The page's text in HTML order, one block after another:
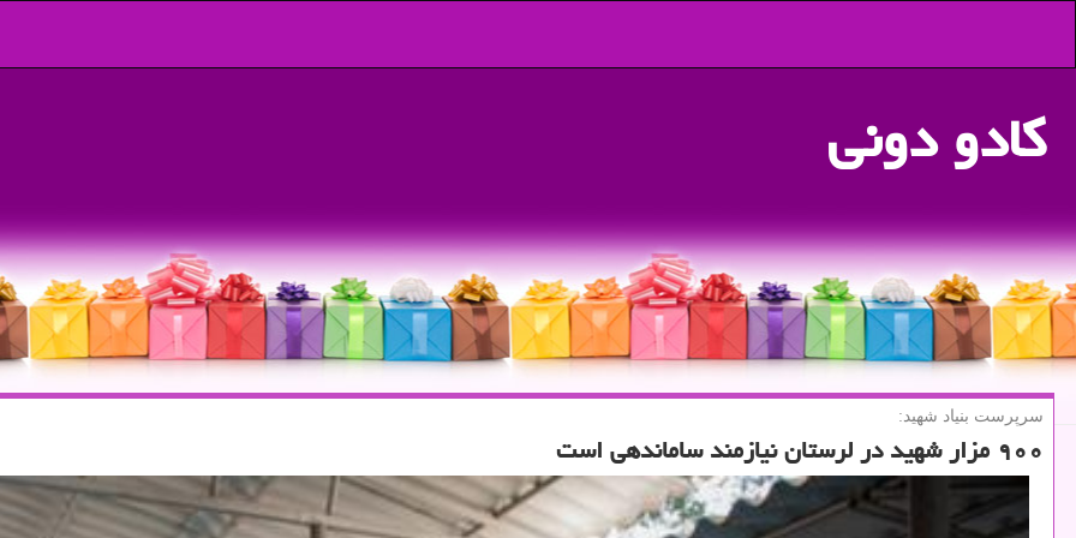
كادو دونی
سرپرست بنیاد شهید:
۹۰۰ مزار شهید در لرستان نیازمند ساماندهی است